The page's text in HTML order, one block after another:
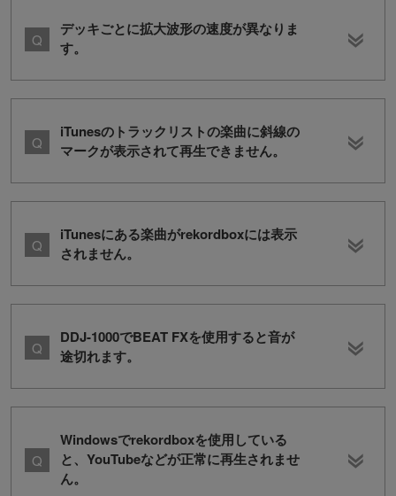
デッキごとに拡大波形の速度が異なりま
す。
iTunesのトラックリストの楽曲に斜線の
マークが表示されて再生できません。
iTunesにある楽曲がrekordboxには表示
されません。
DDJ-1000でBEAT FXを使用すると音が
途切れます。
Windowsでrekordboxを使用している
と、YouTubeなどが正常に再生されませ
ん。